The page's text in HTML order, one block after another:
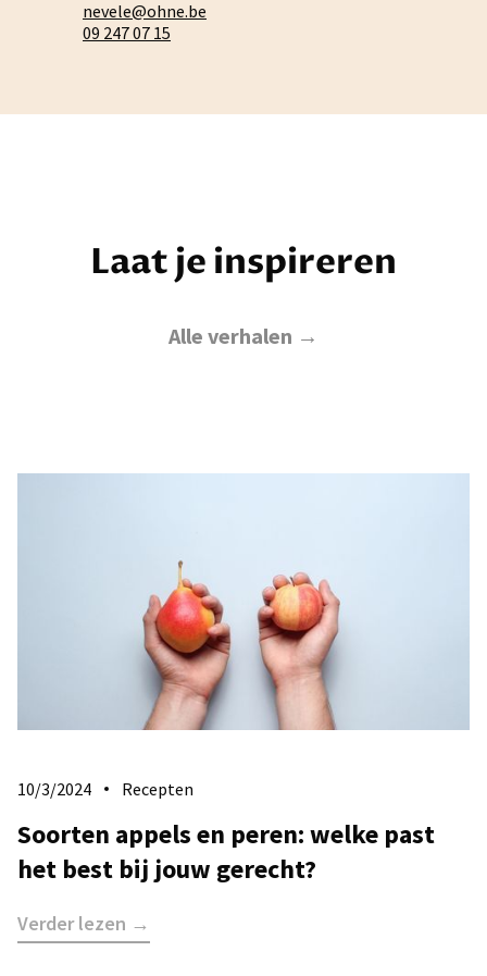
nevele@ohne.be
09 247 07 15
Laat je inspireren
Alle verhalen →
10/3/2024 Recepten
Soorten appels en peren: welke past
het best bij jouw gerecht?
Verder lezen →